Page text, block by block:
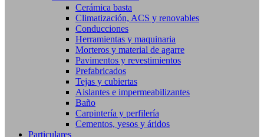
Cerámica basta
Climatización, ACS y renovables
Conducciones
Herramientas y maquinaria
Morteros y material de agarre
Pavimentos y revestimientos
Prefabricados
Tejas y cubiertas
Aislantes e impermeabilizantes
Baño
Carpintería y perfilería
Cementos, yesos y áridos
Particulares